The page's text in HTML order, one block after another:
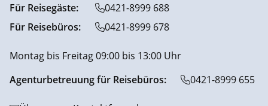
Für Reisegäste:
0421-8999 688
Für Reisebüros:
0421-8999 678
Montag bis Freitag 09:00 bis 13:00 Uhr
Agenturbetreuung für Reisebüros:
0421-8999 655